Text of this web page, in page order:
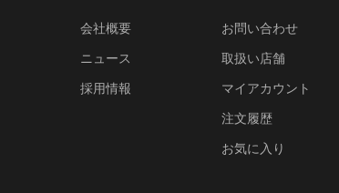
会社概要
ニュース
採用情報
お問い合わせ
取扱い店舗
マイアカウント
注文履歴
お気に入り